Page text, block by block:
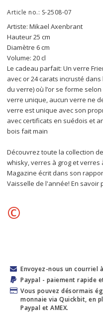
Article no.: S-2508-07
Artiste: Mikael Axenbrant
Hauteur 25 cm
Diamètre 6 cm
Volume: 20 cl
Le cadeau parfait: Un verre
avec or 24 carats incrusté
du verre) où l’or se forme
verre unique, aucun verre ne
verre est unique avec son
avec certificats en suédois et
bois fait main
Découvrez toute la collection
whisky, verres à grog et verres
Magazine écrit dans son
Vaisselle de l'année! En savoir
©
Envoyez-nous un courriel
Paypal - paiement rapide
Vous pouvez désormais
monnaie via Quickbit, en
Paypal et AMEX.